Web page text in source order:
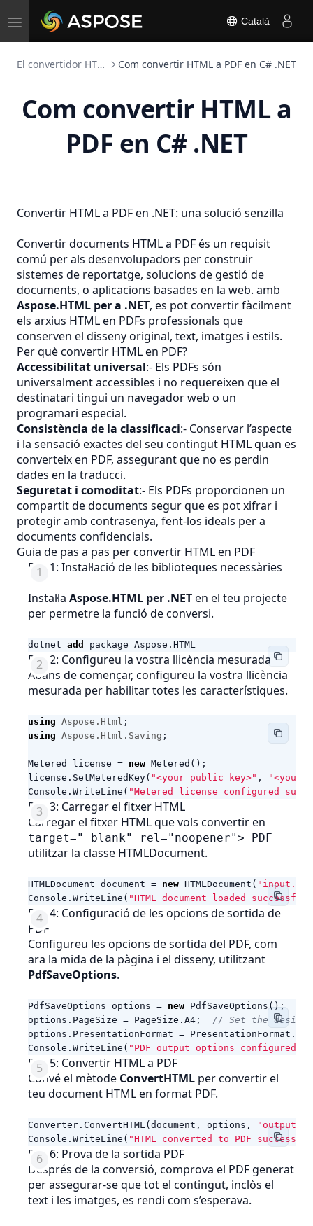
Toggle
navigation
Català
El convertidor HTML Com convertir HTML a PDF en C# .NET
Com convertir HTML a
PDF en C# .NET
Convertir HTML a PDF en .NET: una solució senzilla
Convertir documents HTML a PDF és un requisit
comú per als desenvolupadors per construir
sistemes de reportatge, solucions de gestió de
documents, o aplicacions basades en la web. amb
Aspose.HTML per a .NET, es pot convertir fàcilment
els arxius HTML en PDFs professionals que
conserven el disseny original, text, imatges i estils.
Per què convertir HTML en PDF?
Accessibilitat universal:- Els PDFs són
universalment accessibles i no requereixen que el
destinatari tingui un navegador web o un
programari especial.
Consistència de la classificaci:- Conservar l’aspecte
i la sensació exactes del seu contingut HTML quan es
converteix en PDF, assegurant que no es perdin
dades en la traducci.
Seguretat i comoditat:- Els PDFs proporcionen un
compartit de documents segur que es pot xifrar i
protegir amb contrasenya, fent-los ideals per a
documents confidencials.
Guia de pas a pas per convertir HTML en PDF
Pas 1: Instal·lació de les biblioteques necessàries
Instal·la Aspose.HTML per .NETen el teu projecte
per permetre la funció de conversi.
dotnet add package Aspose . HTML
Pas 2: Configureu la vostra llicència mesurada
Abans de començar, configureu la vostra llicència
mesurada per habilitar totes les característiques.
using Aspose.Html ;
using Aspose.Html.Saving ;
Metered license = new Metered ();
license . SetMeteredKey( "<your public key>" ,
"<your
Console . WriteLine ( "Metered license configured
Pas 3: Carregar el fitxer HTML
Carregar el fitxer HTML que vols convertir en
target="_blank" rel="noopener"> PDF
utilitzar la classe HTMLDocument.
HTMLDocument document = new HTMLDocument (
Console . WriteLine ( "HTML document loaded
Pas 4: Configuració de les opcions de sortida de
PDF
Configureu les opcions de sortida del PDF, com
ara la mida de la pàgina i el disseny, utilitzant
PdfSaveOptions.
PdfSaveOptions options = new PdfSaveOptions ();
options . PageSize = PageSize . A4 ;
// Set the
options . PresentationFormat = PresentationFormat .
Console . WriteLine ( "PDF output options configured."
Pas 5: Convertir HTML a PDF
Convé el mètode ConvertHTML per convertir el
teu document HTML en format PDF.
Converter . ConvertHTML( document , options ,
Console . WriteLine ( "HTML converted to PDF
Pas 6: Prova de la sortida PDF
Després de la conversió, comprova el PDF generat
per assegurar-se que tot el contingut, inclòs el
text i les imatges, es rendi com s’esperava.